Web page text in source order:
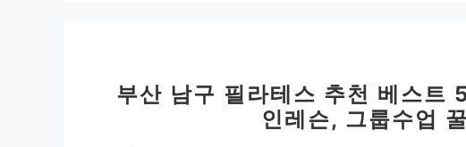
부산 남구 필라테스 추천 베스트
인레슨, 그룹수업